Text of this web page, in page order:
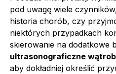
pod uwagę wiele
historia chorób, czy
niektórych przypadkach
skierowanie na dodatkowe
ultrasonograficzne
aby dokładniej określić